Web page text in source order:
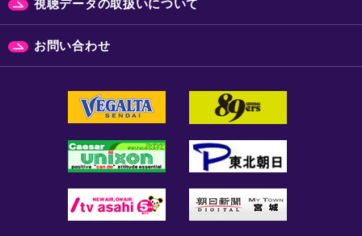
視聴データの取扱いについて
お問い合わせ